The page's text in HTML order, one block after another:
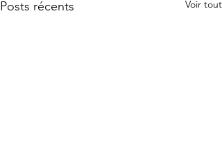
Posts récents Voir tout